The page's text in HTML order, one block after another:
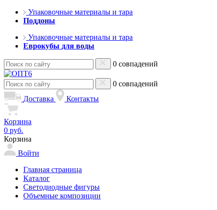
Упаковочные материалы и тара
Поддоны
Упаковочные материалы и тара
Еврокубы для воды
0 совпадений
0 совпадений
Доставка
Контакты
Корзина
0 руб.
Корзина
Войти
Главная страница
Каталог
Светодиодные фигуры
Объемные композиции